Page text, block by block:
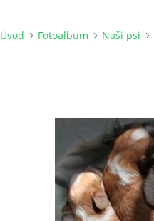
Úvod Fotoalbum Naši psi